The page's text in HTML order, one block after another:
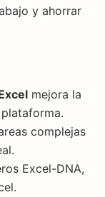
y ahorrar
mejora la
complejas
Excel-DNA,